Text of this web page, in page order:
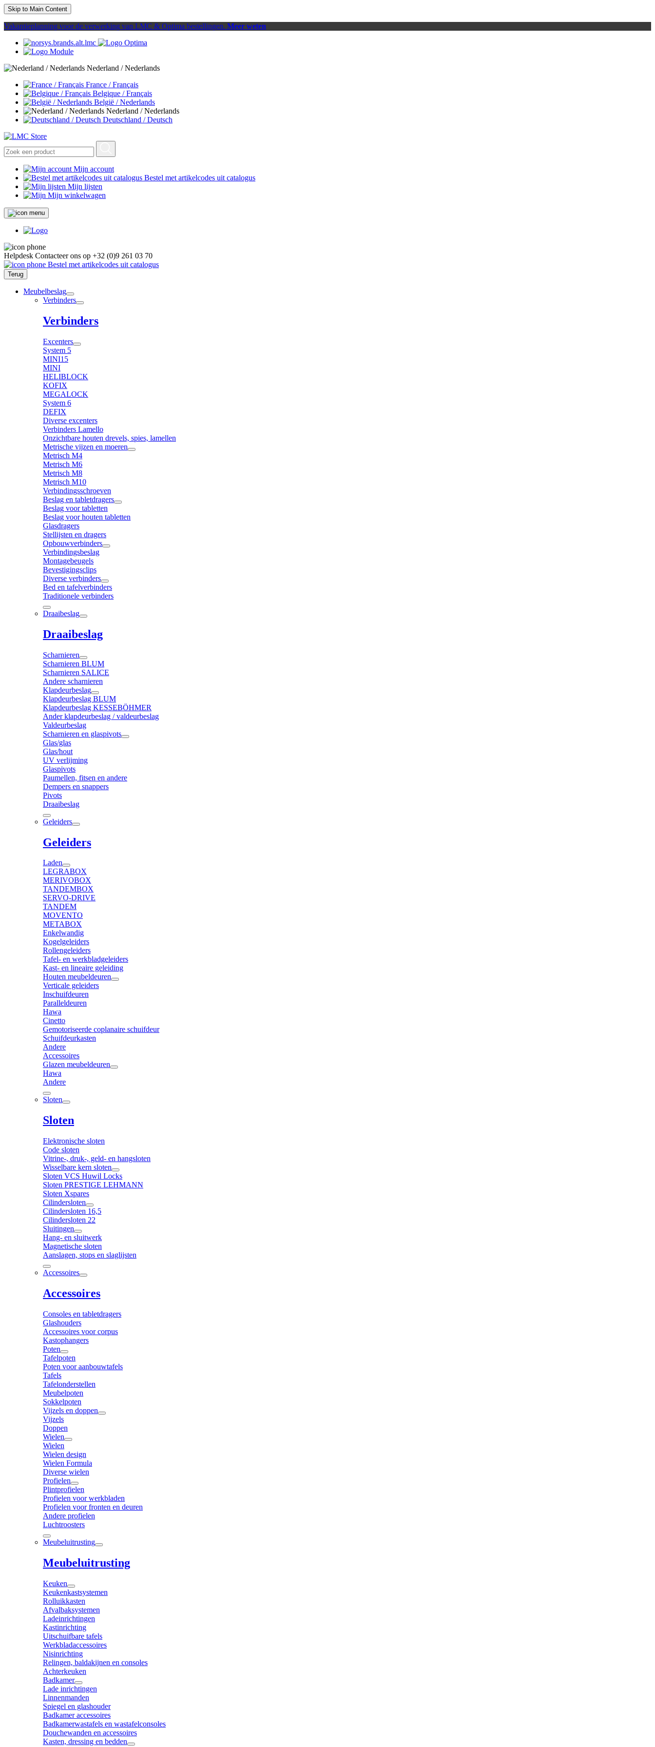
Skip to Main Content
Vakantieplanning voor de verwerking van LMC & Optima bestellingen. Meer weten
Nederland / Nederlands
France / Français
Belgique / Français
België / Nederlands
Nederland / Nederlands
Deutschland / Deutsch
Mijn account
Bestel met artikelcodes uit catalogus
Mijn lijsten
Mijn winkelwagen
Helpdesk Contacteer ons op +32 (0)9 261 03 70
Bestel met artikelcodes uit catalogus
Terug
Meubelbeslag
Verbinders
Verbinders
Excenters
System 5
MINI15
MINI
HELIBLOCK
KOFIX
MEGALOCK
System 6
DEFIX
Diverse excenters
Verbinders Lamello
Onzichtbare houten drevels, spies, lamellen
Metrische vijzen en moeren
Metrisch M4
Metrisch M6
Metrisch M8
Metrisch M10
Verbindingsschroeven
Beslag en tabletdragers
Beslag voor tabletten
Beslag voor houten tabletten
Glasdragers
Stellijsten en dragers
Opbouwverbinders
Verbindingsbeslag
Montagebeugels
Bevestigingsclips
Diverse verbinders
Bed en tafelverbinders
Traditionele verbinders
Draaibeslag
Draaibeslag
Scharnieren
Scharnieren BLUM
Scharnieren SALICE
Andere scharnieren
Klapdeurbeslag
Klapdeurbeslag BLUM
Klapdeurbeslag KESSEBÖHMER
Ander klapdeurbeslag / valdeurbeslag
Valdeurbeslag
Scharnieren en glaspivots
Glas/glas
Glas/hout
UV verlijming
Glaspivots
Paumellen, fitsen en andere
Dempers en snappers
Pivots
Draaibeslag
Geleiders
Geleiders
Laden
LEGRABOX
MERIVOBOX
TANDEMBOX
SERVO-DRIVE
TANDEM
MOVENTO
METABOX
Enkelwandig
Kogelgeleiders
Rollengeleiders
Tafel- en werkbladgeleiders
Kast- en lineaire geleiding
Houten meubeldeuren
Verticale geleiders
Inschuifdeuren
Paralleldeuren
Hawa
Cinetto
Gemotoriseerde coplanaire schuifdeur
Schuifdeurkasten
Andere
Accessoires
Glazen meubeldeuren
Hawa
Andere
Sloten
Sloten
Elektronische sloten
Code sloten
Vitrine-, druk-, geld- en hangsloten
Wisselbare kern sloten
Sloten VCS Huwil Locks
Sloten PRESTIGE LEHMANN
Sloten Xspares
Cilindersloten
Cilindersloten 16,5
Cilindersloten 22
Sluitingen
Hang- en sluitwerk
Magnetische sloten
Aanslagen, stops en slaglijsten
Accessoires
Accessoires
Consoles en tabletdragers
Glashouders
Accessoires voor corpus
Kastophangers
Poten
Tafelpoten
Poten voor aanbouwtafels
Tafels
Tafelonderstellen
Meubelpoten
Sokkelpoten
Vijzels en doppen
Vijzels
Doppen
Wielen
Wielen
Wielen design
Wielen Formula
Diverse wielen
Profielen
Plintprofielen
Profielen voor werkbladen
Profielen voor fronten en deuren
Andere profielen
Luchtroosters
Meubeluitrusting
Meubeluitrusting
Keuken
Keukenkastsystemen
Rolluikkasten
Afvalbaksystemen
Ladeinrichtingen
Kastinrichting
Uitschuifbare tafels
Werkbladaccessoires
Nisinrichting
Relingen, baldakijnen en consoles
Achterkeuken
Badkamer
Lade inrichtingen
Linnenmanden
Spiegel en glashouder
Badkamer accessoires
Badkamerwastafels en wastafelconsoles
Douchewanden en accessoires
Kasten, dressing en bedden